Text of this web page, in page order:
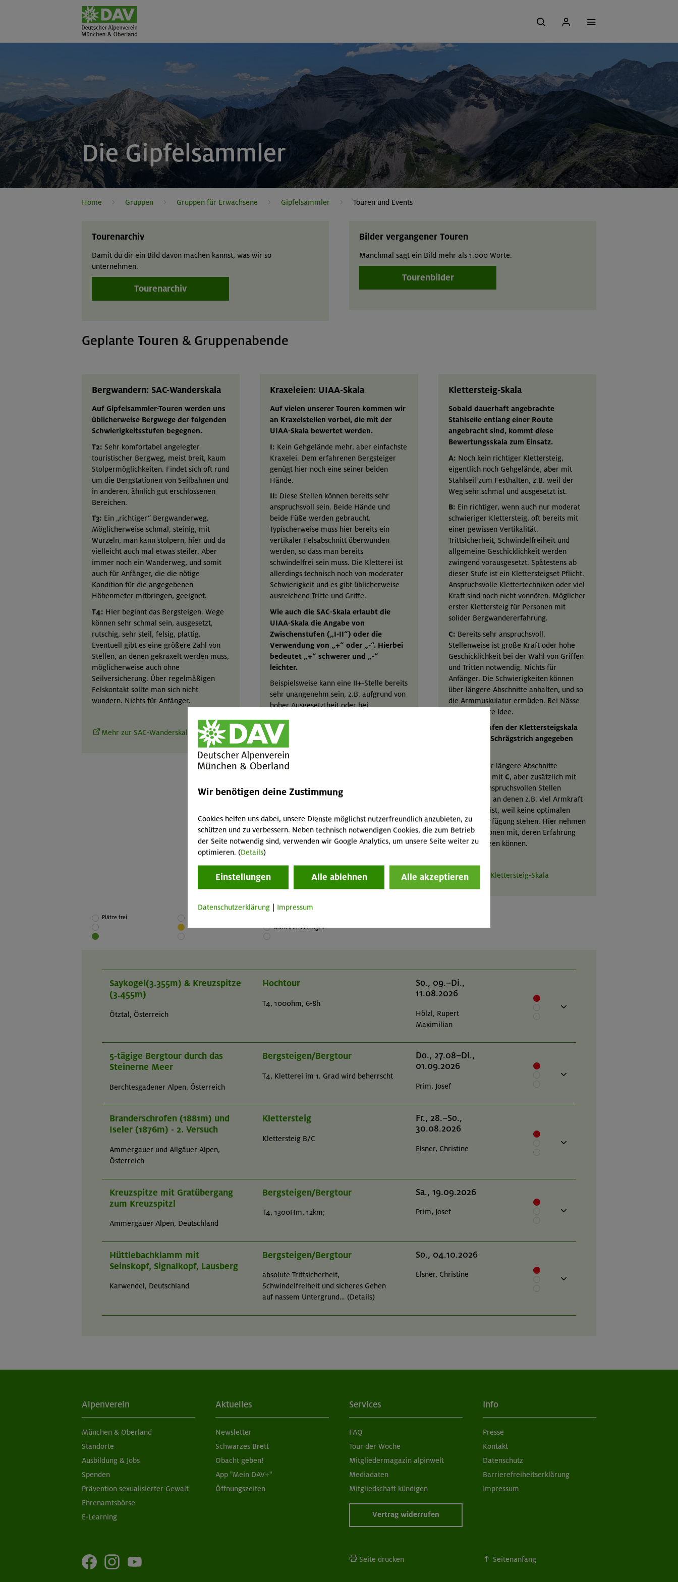
Die Gipfelsammler
Home Gruppen Gruppen für Erwachsene Gipfelsammler Touren und Events
Tourenarchiv
Damit du dir ein Bild davon machen kannst, was wir so
unternehmen.
Tourenarchiv
Bilder vergangener Touren
Manchmal sagt ein Bild mehr als 1.000 Worte.
Tourenbilder
Geplante Touren & Gruppenabende
Bergwandern: SAC-Wanderskala
Auf Gipfelsammler-Touren werden uns
üblicherweise Bergwege der folgenden
Schwierigkeitsstufen begegnen.
T2: Sehr komfortabel angelegter
touristischer Bergweg, meist breit, kaum
Stolpermöglichkeiten. Findet sich oft rund
um die Bergstationen von Seilbahnen und
in anderen, ähnlich gut erschlossenen
Bereichen.
T3: Ein „richtiger“ Bergwanderweg.
Möglicherweise schmal, steinig, mit
Wurzeln, man kann stolpern, hier und da
vielleicht auch mal etwas steiler. Aber
immer noch ein Wanderweg, und somit
auch für Anfänger, die die nötige
Kondition für die angegebenen
Höhenmeter mitbringen, geeignet.
T4: Hier beginnt das Bergsteigen. Wege
können sehr schmal sein, ausgesetzt,
rutschig, sehr steil, felsig, plattig.
Eventuell gibt es eine größere Zahl von
Stellen, an denen gekraxelt werden muss,
möglicherweise auch ohne
Seilversicherung. Über regelmäßigen
Felskontakt sollte man sich nicht
wundern. Nichts für Anfänger.
Mehr zur SAC-Wanderskala
Kraxeleien: UIAA-Skala
Auf vielen unserer Touren kommen wir
an Kraxelstellen vorbei, die mit der
UIAA-Skala bewertet werden.
I: Kein Gehgelände mehr, aber einfachste
Kraxelei. Dem erfahrenen Bergsteiger
genügt hier noch eine seiner beiden
Hände.
II: Diese Stellen können bereits sehr
anspruchsvoll sein. Beide Hände und
beide Füße werden gebraucht.
Typischerweise muss hier bereits ein
vertikaler Felsabschnitt überwunden
werden, so dass man bereits
schwindelfrei sein muss. Die Kletterei ist
allerdings technisch noch von moderater
Schwierigkeit und es gibt üblicherweise
ausreichend Tritte und Griffe.
Wie auch die SAC-Skala erlaubt die
UIAA-Skala die Angabe von
Zwischenstufen („I-II“) oder die
Verwendung von „+“ oder „-“. Hierbei
bedeutet „+“ schwerer und „-“
leichter.
Beispielsweise kann eine II+-Stelle bereits
sehr unangenehm sein, z.B. aufgrund von
hoher Ausgesetztheit oder bei
Mehr zur UIAA-Skala
Klettersteig-Skala
Sobald dauerhaft angebrachte
Stahlseile entlang einer Route
angebracht sind, kommt diese
Bewertungsskala zum Einsatz.
A: Noch kein richtiger Klettersteig,
eigentlich noch Gehgelände, aber mit
Stahlseil zum Festhalten, z.B. weil der
Weg sehr schmal und ausgesetzt ist.
B: Ein richtiger, wenn auch nur moderat
schwieriger Klettersteig, oft bereits mit
einer gewissen Vertikalität.
Trittsicherheit, Schwindelfreiheit und
allgemeine Geschicklichkeit werden
zwingend vorausgesetzt. Spätestens ab
dieser Stufe ist ein Klettersteigset Pflicht.
Anspruchsvolle Klettertechniken oder viel
Kraft sind noch nicht vonnöten. Möglicher
erster Klettersteig für Personen mit
solider Bergwandererfahrung.
C: Bereits sehr anspruchsvoll.
Stellenweise ist große Kraft oder hohe
Geschicklichkeit bei der Wahl von Griffen
und Tritten notwendig. Nichts für
Anfänger. Die Schwierigkeiten können
über längere Abschnitte anhalten, und so
die Armmuskulatur ermüden. Bei Nässe
eine schlechte Idee.
Zwischenstufen der Klettersteigskala
können mit Schrägstrich angegeben
Oft über längere Abschnitte
vergleichbar mit C, aber zusätzlich mit
besonders anspruchsvollen Stellen
ausgestattet, an denen z.B. viel Armkraft
erforderlich ist, weil keine optimalen
Tritte zur Verfügung stehen. Hier nehmen
wir nur Personen mit, deren Erfahrung
wir einschätzen können.
Mehr zur Klettersteig-Skala
Plätze frei
Warteliste eintragen
Saykogel(3.355m) & Kreuzspitze
(3.455m)
Ötztal, Österreich
Hochtour
T4, 1000hm, 6-8h
So., 09.–Di.,
11.08.2026
Hölzl, Rupert
Maximilian
5-tägige Bergtour durch das
Steinerne Meer
Berchtesgadener Alpen, Österreich
Bergsteigen/Bergtour
T4, Kletterei im 1. Grad wird beherrscht
Do., 27.08–Di.,
01.09.2026
Prim, Josef
Branderschrofen (1881m) und
Iseler (1876m) - 2. Versuch
Ammergauer und Allgäuer Alpen,
Österreich
Klettersteig
Klettersteig B/C
Fr., 28.–So.,
30.08.2026
Elsner, Christine
Kreuzspitze mit Gratübergang
zum Kreuzspitzl
Ammergauer Alpen, Deutschland
Bergsteigen/Bergtour
T4, 1300Hm, 12km;
Sa., 19.09.2026
Prim, Josef
Hüttlebachklamm mit
Seinskopf, Signalkopf, Lausberg
Karwendel, Deutschland
Bergsteigen/Bergtour
absolute Trittsicherheit,
Schwindelfreiheit und sicheres Gehen
auf nassem Untergrund… (Details)
So., 04.10.2026
Elsner, Christine
Alpenverein
München & Oberland
Standorte
Ausbildung & Jobs
Spenden
Prävention sexualisierter Gewalt
Ehrenamtsbörse
E-Learning
Aktuelles
Newsletter
Schwarzes Brett
Obacht geben!
App "Mein DAV+"
Öffnungszeiten
Services
FAQ
Tour der Woche
Mitgliedermagazin alpinwelt
Mediadaten
Mitgliedschaft kündigen
Vertrag widerrufen
Info
Presse
Kontakt
Datenschutz
Barrierefreiheitserklärung
Impressum
Seite drucken Seitenanfang
Wir benötigen deine Zustimmung
Cookies helfen uns dabei, unsere Dienste möglichst nutzerfreundlich anzubieten, zu
schützen und zu verbessern. Neben technisch notwendigen Cookies, die zum Betrieb
der Seite notwendig sind, verwenden wir Google Analytics, um unsere Seite weiter zu
optimieren. (Details)
Einstellungen Alle ablehnen Alle akzeptieren
Datenschutzerklärung Impressum